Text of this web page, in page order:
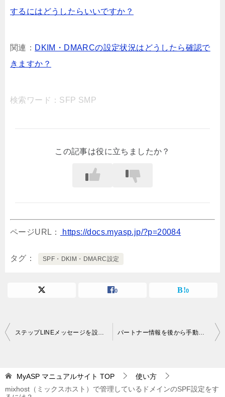
するにはどうしたらいいですか？
関連： DKIM・DMARCの設定状況はどうしたら確認で
きますか？
検索ワード：SFP SMP
この記事は役に立ちましたか？
ページURL： https://docs.myasp.jp/?p=20084
タグ SPF・DKIM・DMARC設定
0 0
投
ビ
ステップLINEメッセージを設定したいのですが、どこに作成すればいいでしょうか？ パートナー情報を後から手動で編集する方法
MyASP マニュアルサイト TOP
使い方
mixhost（ミックスホスト）で管理しているドメインのSPF設定をす